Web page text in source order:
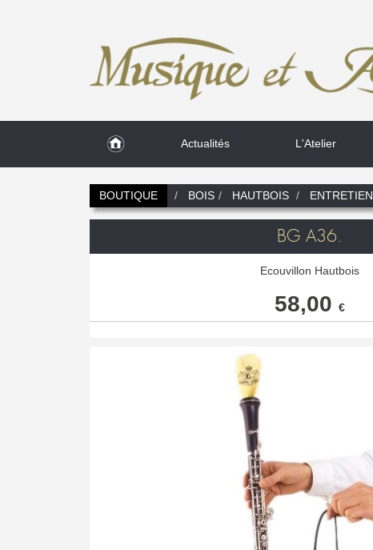
Actualités L'Atelier
BOUTIQUE BOIS HAUTBOIS ENTRETIEN
BG A36.
Ecouvillon Hautbois
58,00 €